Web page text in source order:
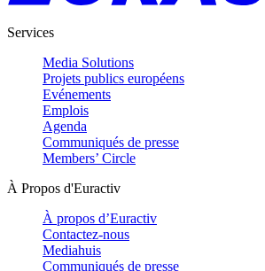
Services
Media Solutions
Projets publics européens
Evénements
Emplois
Agenda
Communiqués de presse
Members’ Circle
À Propos d'Euractiv
À propos d’Euractiv
Contactez-nous
Mediahuis
Communiqués de presse